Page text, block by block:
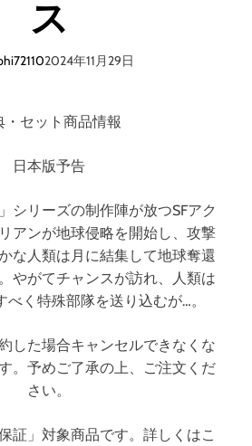
o
構
ス
2024年11月29日
・セット商品情報
日本版予告
シリーズの制作陣が放つSFアク
アンが地球侵略を開始し、攻撃
な人類は月に結集して地球奪還
やがてチャンスが訪れ、人類は
べく特殊部隊を送り込むが…。
した場合キャンセルできなくな
。予めご了承の上、ご注文くだ
さい。
証」対象商品です。詳しくはこ